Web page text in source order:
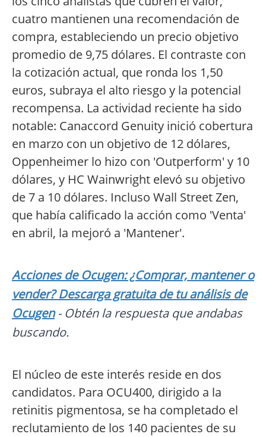
cuatro mantienen una recomendación de
compra, estableciendo un precio objetivo
promedio de 9,75 dólares. El contraste con
la cotización actual, que ronda los 1,50
euros, subraya el alto riesgo y la potencial
recompensa. La actividad reciente ha sido
notable: Canaccord Genuity inició cobertura
en marzo con un objetivo de 12 dólares,
Oppenheimer lo hizo con 'Outperform' y 10
dólares, y HC Wainwright elevó su objetivo
de 7 a 10 dólares. Incluso Wall Street Zen,
que había calificado la acción como 'Venta'
en abril, la mejoró a 'Mantener'.
Acciones de Ocugen: ¿Comprar, mantener o
vender? Descarga gratuita de tu análisis de
Ocugen- Obtén la respuesta que andabas
buscando.
El núcleo de este interés reside en dos
candidatos. Para OCU400, dirigido a la
retinitis pigmentosa, se ha completado el
reclutamiento de los 140 pacientes de su